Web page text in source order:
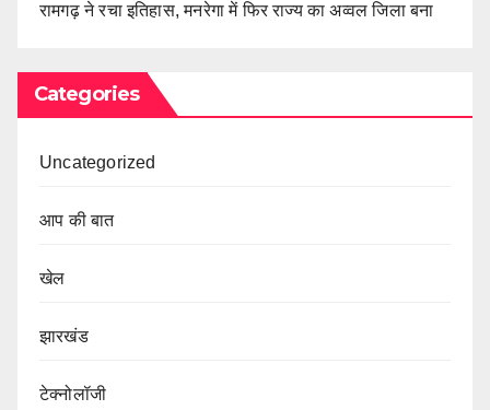
रामगढ़ ने रचा इतिहास, मनरेगा में फिर राज्य का अव्वल जिला बना
Categories
Uncategorized
आप की बात
खेल
झारखंड
टेक्नोलॉजी